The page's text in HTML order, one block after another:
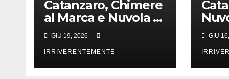
Catanzaro, Chimere
al Marca e Nuvola al
S. Giovanni
GIU 19, 2026
IRRIVERENTEMENTE
GIU